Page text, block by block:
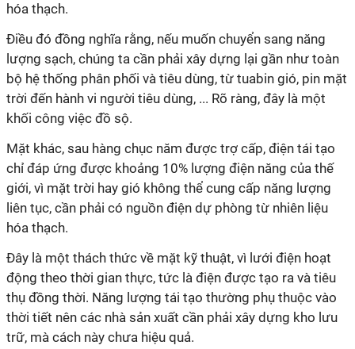
hóa thạch.
Điều đó đồng nghĩa rằng, nếu muốn chuyển sang năng
lượng sạch, chúng ta cần phải xây dựng lại gần như toàn
bộ hệ thống phân phối và tiêu dùng, từ tuabin gió, pin mặt
trời đến hành vi người tiêu dùng, ... Rõ ràng, đây là một
khối công việc đồ sộ.
Mặt khác, sau hàng chục năm được trợ cấp, điện tái tạo
chỉ đáp ứng được khoảng 10% lượng điện năng của thế
giới, vì mặt trời hay gió không thể cung cấp năng lượng
liên tục, cần phải có nguồn điện dự phòng từ nhiên liệu
hóa thạch.
Đây là một thách thức về mặt kỹ thuật, vì lưới điện hoạt
động theo thời gian thực, tức là điện được tạo ra và tiêu
thụ đồng thời. Năng lượng tái tạo thường phụ thuộc vào
thời tiết nên các nhà sản xuất cần phải xây dựng kho lưu
trữ, mà cách này chưa hiệu quả.